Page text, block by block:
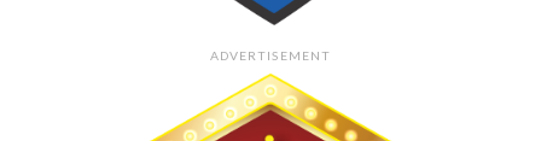
ADVERTISEMENT